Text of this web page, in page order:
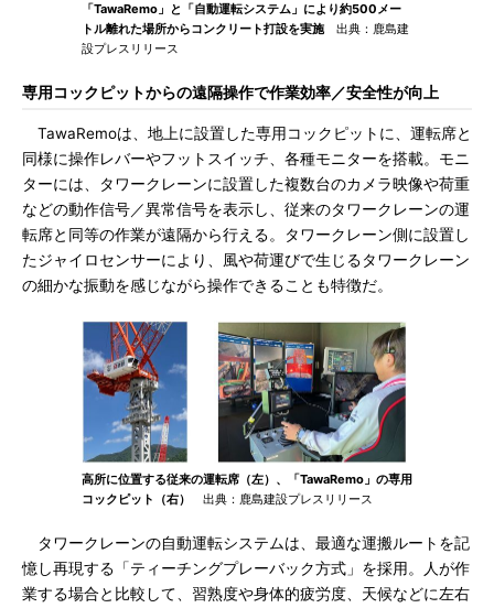
「TawaRemo」と「自動運転システム」により約500メー
トル離れた場所からコンクリート打設を実施 出典：鹿島建
設プレスリリース
専用コックピットからの遠隔操作で作業効率／安全性が向上
TawaRemoは、地上に設置した専用コックピットに、運転席と
同様に操作レバーやフットスイッチ、各種モニターを搭載。モニ
ターには、タワークレーンに設置した複数台のカメラ映像や荷重
などの動作信号／異常信号を表示し、従来のタワークレーンの運
転席と同等の作業が遠隔から行える。タワークレーン側に設置し
たジャイロセンサーにより、風や荷運びで生じるタワークレーン
の細かな振動を感じながら操作できることも特徴だ。
高所に位置する従来の運転席（左）、「TawaRemo」の専用
コックピット（右）
出典：鹿島建設プレスリリース
タワークレーンの自動運転システムは、最適な運搬ルートを記
憶し再現する「ティーチングプレーバック方式」を採用。人が作
業する場合と比較して、習熟度や身体的疲労度、天候などに左右